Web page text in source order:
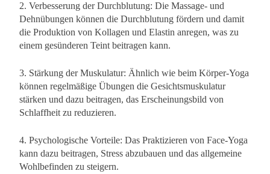
2. Verbesserung der Durchblutung: Die Massage- und
Dehnübungen können die Durchblutung fördern und damit
die Produktion von Kollagen und Elastin anregen, was zu
einem gesünderen Teint beitragen kann.
3. Stärkung der Muskulatur: Ähnlich wie beim Körper-Yoga
können regelmäßige Übungen die Gesichtsmuskulatur
stärken und dazu beitragen, das Erscheinungsbild von
Schlaffheit zu reduzieren.
4. Psychologische Vorteile: Das Praktizieren von Face-Yoga
kann dazu beitragen, Stress abzubauen und das allgemeine
Wohlbefinden zu steigern.